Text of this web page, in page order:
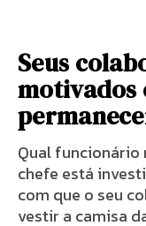
Seus
motivados
Qual funcionário
chefe está
com que o seu
vestir a camisa